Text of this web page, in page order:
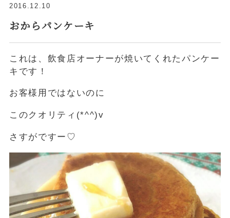
2016.12.10
おからパンケーキ
これは、飲食店オーナーが焼いてくれたパンケー
キです！
お客様用ではないのに
このクオリティ(*^^)v
さすがですー♡